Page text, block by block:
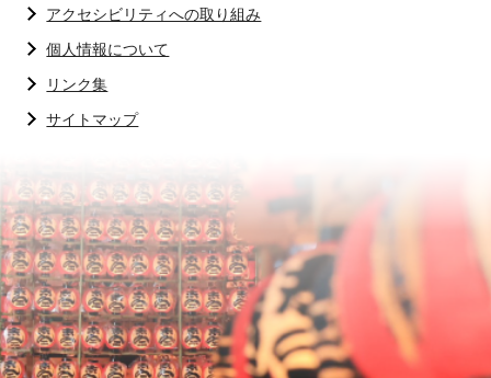
アクセシビリティへの取り組み
個人情報について
リンク集
サイトマップ